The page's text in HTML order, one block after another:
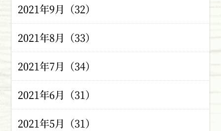
2021年9月（32）
2021年8月（33）
2021年7月（34）
2021年6月（31）
2021年5月（31）